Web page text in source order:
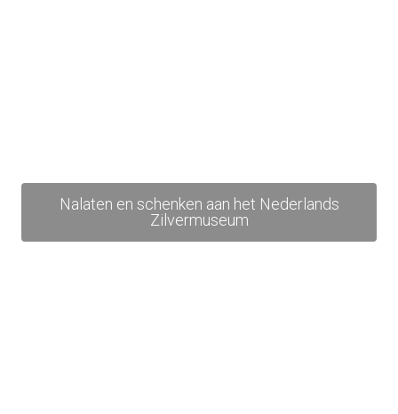
Nalaten en schenken aan het Nederlands
Zilvermuseum